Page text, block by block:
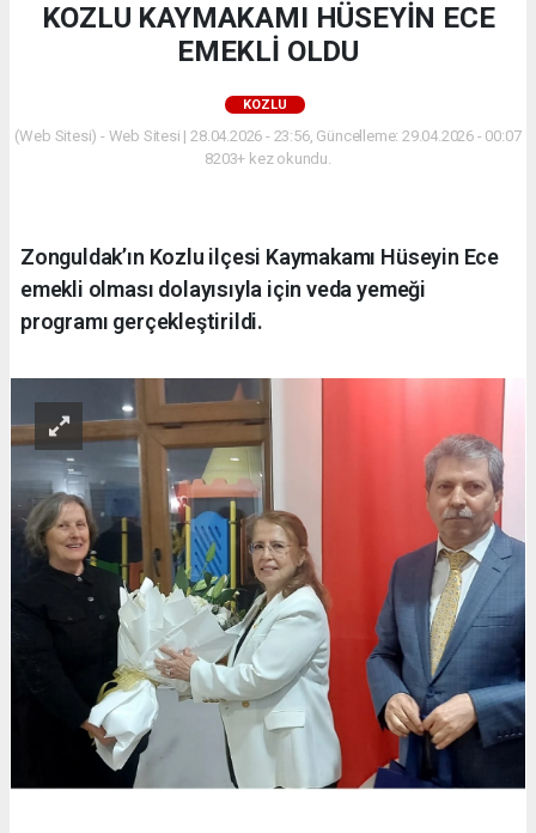
KOZLU KAYMAKAMI HÜSEYİN ECE
EMEKLİ OLDU
KOZLU
(Web Sitesi) - Web Sitesi | 28.04.2026 - 23:56, Güncelleme: 29.04.2026 - 00:07
8203+ kez okundu.
Zonguldak’ın Kozlu ilçesi Kaymakamı Hüseyin Ece
emekli olması dolayısıyla için veda yemeği
programı gerçekleştirildi.